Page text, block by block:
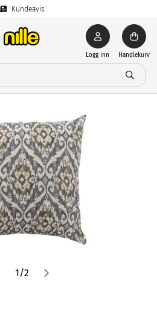
Kundeavis
Logg inn Handlekurv
1/2